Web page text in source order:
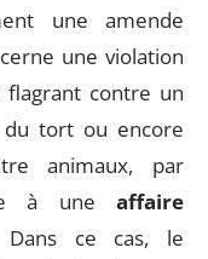
une amende
une violation
flagrant contre un
tort ou encore
animaux, par
à une affaire
ce cas, le